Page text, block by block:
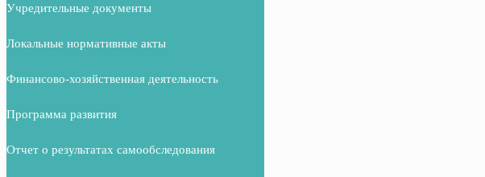
Учредительные документы
Локальные нормативные акты
Финансово-хозяйственная деятельность
Программа развития
Отчет о результатах самообследования